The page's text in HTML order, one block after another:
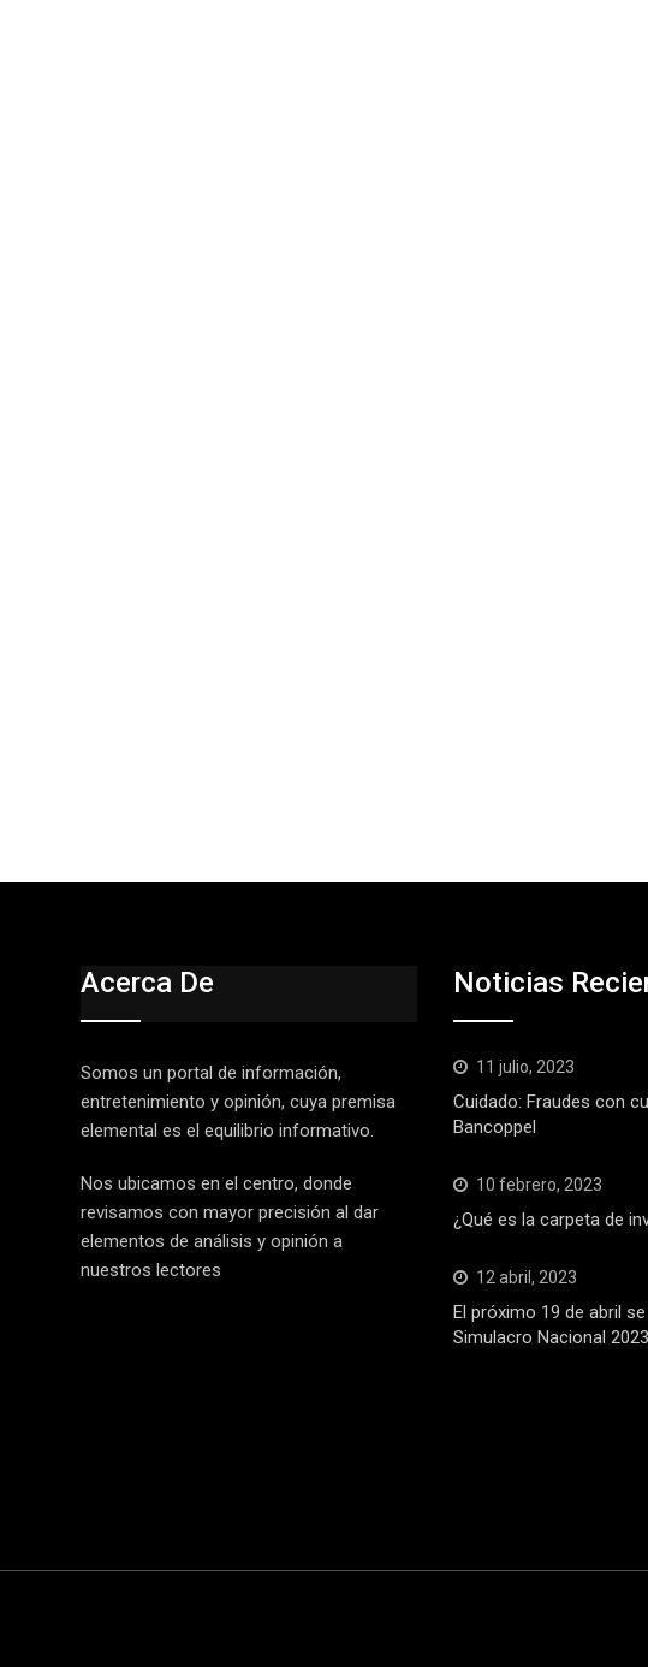
Acerca De
Somos un portal de información,
entretenimiento y opinión, cuya premisa
elemental es el equilibrio informativo.
Nos ubicamos en el centro, donde
revisamos con mayor precisión al dar
elementos de análisis y opinión a
nuestros lectores
Noticias
11 julio, 2023
Cuidado: Fraudes con
Bancoppel
10 febrero, 2023
¿Qué es la carpeta de
12 abril, 2023
El próximo 19 de abril
Simulacro Nacional 2023